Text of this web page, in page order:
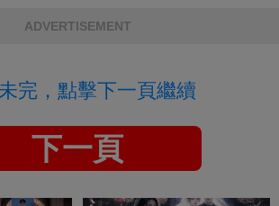
ADVERTISEMENT
完，點擊下一頁繼續
下一頁